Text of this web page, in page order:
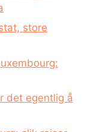
store
det egentlig å